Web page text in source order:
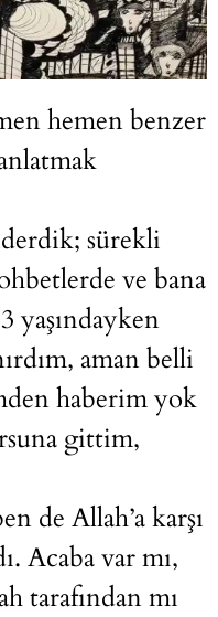
hemen benzer
sürekli
ve bana
yaşındayken
aman belli
haberim yok
gittim,
de Allah’a karşı
Acaba var mı,
tarafından mı